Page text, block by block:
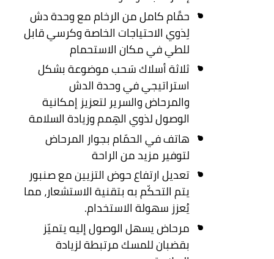
حمَّام كامل من الرخام مع وحدة دش
لِذوي الاحتياجات الخاصة وكرسي قابل
للطي في مكان الاستحمام
ثلاثة أسلاك سَحب موضوعة بشكل
استراتيجي في وحدة الدش
والمرحاض والسرير لتعزيز إمكانية
الوصول لذوي الهِمم وزيادة السلامة
هاتف في الحمّام بجوار المرحاض
لتوفير مزيد من الراحة
تعديل ارتفاع حوض التزيين مع صنبور
يتم التحكّم به بتقنية الاستشعار، مما
يُعزز سهولة الاستخدام.
مرحاض يسهل الوصول إليه يتميّز
بقضبان للمسك مرتبطة لزيادة